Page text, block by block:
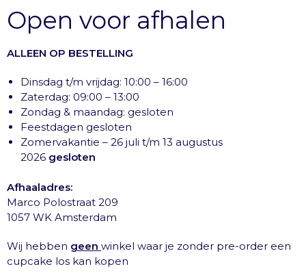
Open voor afhalen
ALLEEN OP BESTELLING
Dinsdag t/m vrijdag: 10:00 – 16:00
Zaterdag: 09:00 – 13:00
Zondag & maandag: gesloten
Feestdagen gesloten
Zomervakantie – 26 juli t/m 13 augustus
2026 gesloten
Afhaaladres:
Marco Polostraat 209
1057 WK Amsterdam
Wij hebben geen winkel waar je zonder pre-order een
cupcake los kan kopen